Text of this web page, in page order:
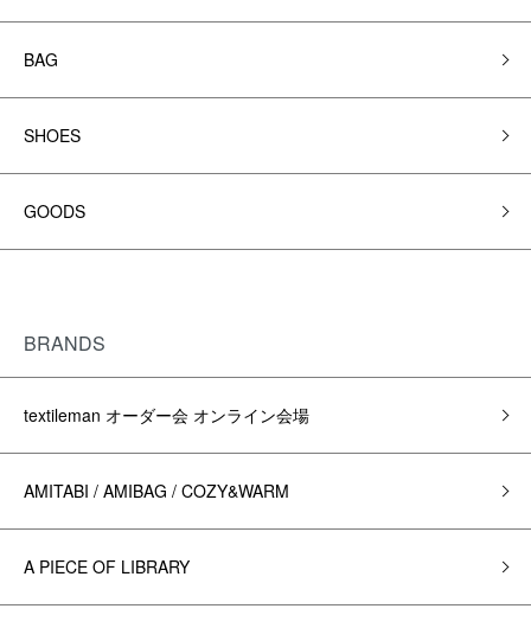
BAG
SHOES
GOODS
BRANDS
textileman オーダー会 オンライン会場
AMITABI / AMIBAG / COZY&WARM
A PIECE OF LIBRARY